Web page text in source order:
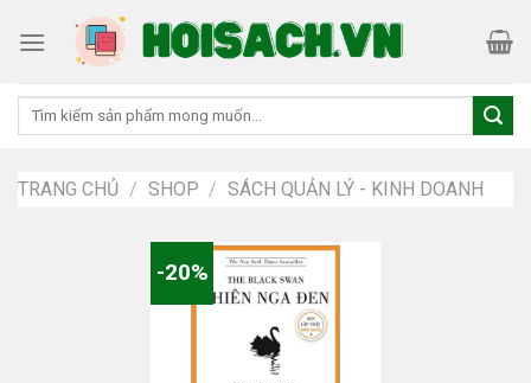
Tìm
TRANG CHỦ / SHOP / SÁCH QUẢN LÝ - KINH DOANH
-20%